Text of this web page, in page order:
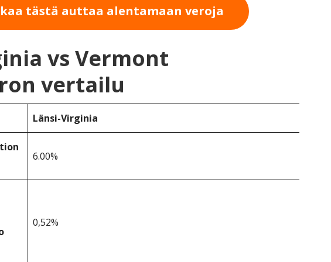
tästä auttaa alentamaan veroja
vs Vermont
vertailu
Länsi-Virginia
6.00%
0,52%